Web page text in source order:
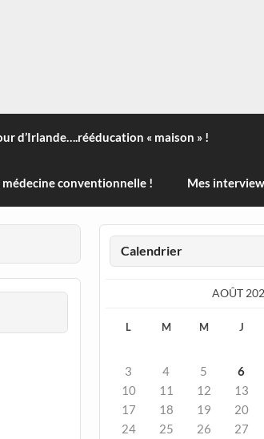
, de l'handisport , des actualités
d’Irlande….rééducation « maison » !
conventionnelle ! Mes
Calendrier
AOÛT
L M M J
3
4 5 6
10
11 12 13
17
18 19 20
24
25 26 27